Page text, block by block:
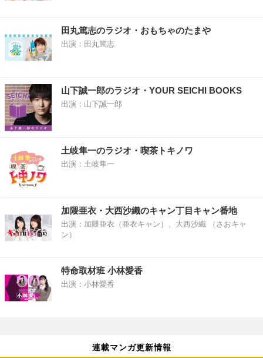
田丸篤志のラジオ・おもちゃのたまや
出演：田丸篤志
山下誠一郎のラジオ・YOUR SEICHI BOOKS
出演：山下誠一郎
土岐隼一のラジオ・喫茶トキノワ
出演：土岐隼一
加隈亜衣・大西沙織のキャン丁目キャン番地
出演：加隈亜衣（亜衣キャン）、大西沙織 （さおキャ
ン）
特命取材班 小林愛香
出演：小林愛香
連載マンガ更新情報